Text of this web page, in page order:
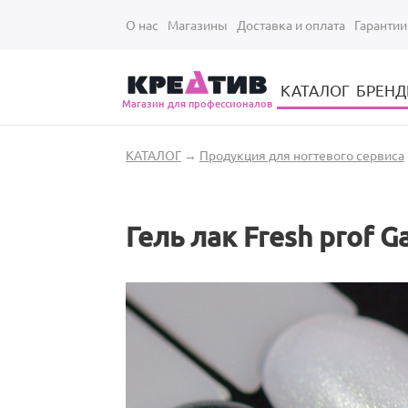
О нас Магазины Доставка и оплата Гарантии
Магазин для профессионалов
КАТАЛОГ
Вы здесь
КАТАЛОГ→ Продукция для ногтевого сервиса
Гель лак Fresh prof